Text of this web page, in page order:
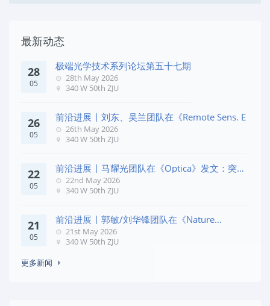
最新动态
28
05
极端光学技术系列论坛第五十七期
28th May 2026
340 W 50th ZJU
26
05
前沿进展 | 刘东、吴兰团队在《Remote Sens. E
26th May 2026
340 W 50th ZJU
22
05
前沿进展 | 马耀光团队在《Optica》发文：突破
几何相位
22nd May 2026
340 W 50th ZJU
21
05
前沿进展 | 郭敏/刘华锋团队在《Nature
Commun
21st May 2026
340 W 50th ZJU
更多新闻